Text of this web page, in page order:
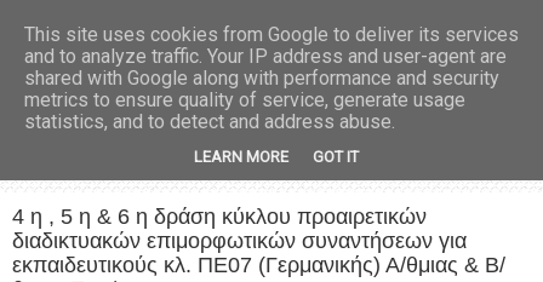
4 η , 5 η & 6 η δράση κύκλου προαιρετικών
διαδικτυακών επιμορφωτικών συναντήσεων για
εκπαιδευτικούς κλ. ΠΕ07 (Γερμανικής) Α/θμιας & Β/
This site uses cookies from Google to deliver its services
and to analyze traffic. Your IP address and user-agent are
shared with Google along with performance and security
metrics to ensure quality of service, generate usage
statistics, and to detect and address abuse.
LEARN MORE GOT IT